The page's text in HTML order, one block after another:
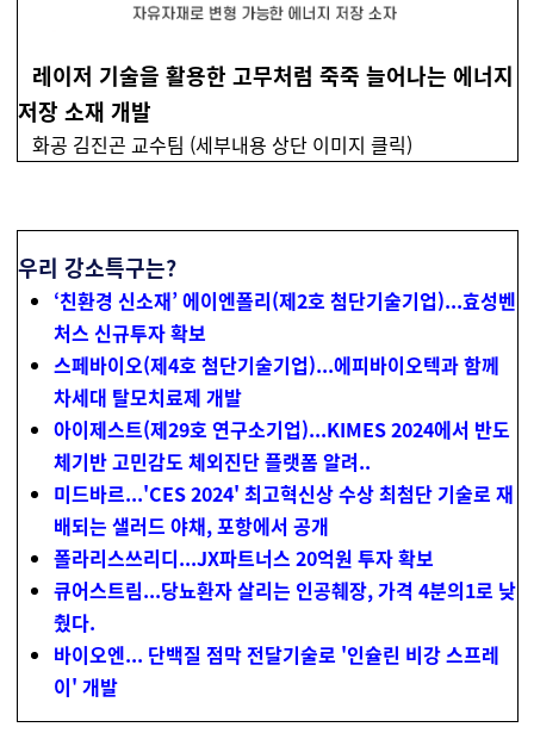
레이저 기술을 활용한 고무처럼 죽죽 늘어나는 에너지
저장 소재 개발
화공 김진곤 교수팀 (세부내용 상단 이미지 클릭)
우리 강소특구는?
‘친환경 신소재’ 에이엔폴리(제2호 첨단기술기업)...효성벤
처스 신규투자 확보
스페바이오(제4호 첨단기술기업)...에피바이오텍과 함께
차세대 탈모치료제 개발
아이제스트(제29호 연구소기업)...KIMES 2024에서 반도
체기반 고민감도 체외진단 플랫폼 알려..
미드바르...'CES 2024' 최고혁신상 수상 최첨단 기술로 재
배되는 샐러드 야채, 포항에서 공개
폴라리스쓰리디...JX파트너스 20억원 투자 확보
큐어스트림...당뇨환자 살리는 인공췌장, 가격 4분의1로 낮
췄다.
바이오엔... 단백질 점막 전달기술로 '인슐린 비강 스프레
이' 개발